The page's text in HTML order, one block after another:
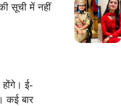
सूची में नहीं
ई-
कई बार